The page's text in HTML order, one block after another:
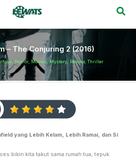
– The Conjuring 2 (2016)
, Horror, Movies, Mystery, Review, Thriller
yang Lebih Kelam, Lebih Ramai, dan Si
bikin kita takut sama rumah tua, tepuk